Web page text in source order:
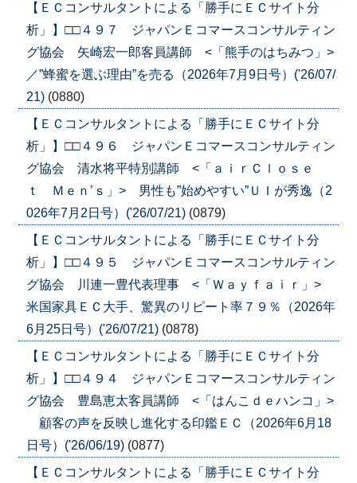
【ＥＣコンサルタントによる「勝手にＥＣサイト分
析」】□□４９７ ジャパンＥコマースコンサルティン
グ協会 矢崎宏一郎客員講師 <「熊手のはちみつ」>
／”蜂蜜を選ぶ理由”を売る（2026年7月9日号）('26/07/
21) (0880)
【ＥＣコンサルタントによる「勝手にＥＣサイト分
析」】□□４９６ ジャパンＥコマースコンサルティン
グ協会 清水将平特別講師 <「ａｉｒＣｌｏｓｅ
ｔ Ｍｅｎ’ｓ」> 男性も”始めやすい”ＵＩが秀逸（2
026年7月2日号）('26/07/21) (0879)
【ＥＣコンサルタントによる「勝手にＥＣサイト分
析」】□□４９５ ジャパンＥコマースコンサルティン
グ協会 川連一豊代表理事 <「Ｗａｙｆａｉｒ」>
米国家具ＥＣ大手、驚異のリピート率７９％（2026年
6月25日号）('26/07/21) (0878)
【ＥＣコンサルタントによる「勝手にＥＣサイト分
析」】□□４９４ ジャパンＥコマースコンサルティン
グ協会 豊島恵太客員講師 <「はんこｄｅハンコ」>
顧客の声を反映し進化する印鑑ＥＣ（2026年6月18
日号）('26/06/19) (0877)
【ＥＣコンサルタントによる「勝手にＥＣサイト分